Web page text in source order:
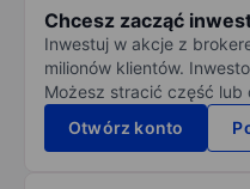
Chcesz zacząć
Inwestuj w akcje z
milionów klientów.
Możesz stracić część lub
Otwórz konto